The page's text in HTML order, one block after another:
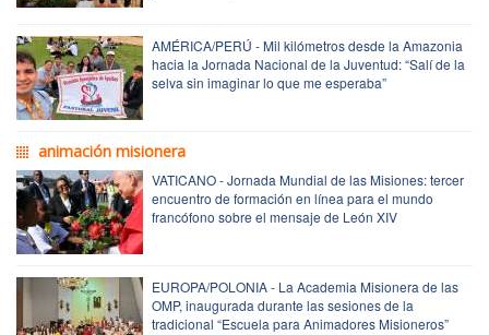
AMÉRICA/PERÚ - Mil kilómetros desde la Amazonia
hacia la Jornada Nacional de la Juventud: “Salí de la
selva sin imaginar lo que me esperaba”
animación misionera
VATICANO - Jornada Mundial de las Misiones: tercer
encuentro de formación en línea para el mundo
francófono sobre el mensaje de León XIV
EUROPA/POLONIA - La Academia Misionera de las
OMP, inaugurada durante las sesiones de la
tradicional “Escuela para Animadores Misioneros”